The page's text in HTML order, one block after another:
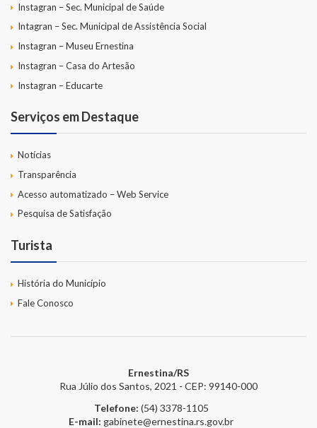
Instagran – Sec. Municipal de Saúde
Intagran – Sec. Municipal de Assistência Social
Instagran – Museu Ernestina
Instagran – Casa do Artesão
Instagran – Educarte
Serviços em Destaque
Notícias
Transparência
Acesso automatizado – Web Service
Pesquisa de Satisfação
Turista
História do Município
Fale Conosco
Ernestina/RS
Rua Júlio dos Santos, 2021 - CEP: 99140-000
Telefone: (54) 3378-1105
E-mail: gabinete@ernestina.rs.gov.br